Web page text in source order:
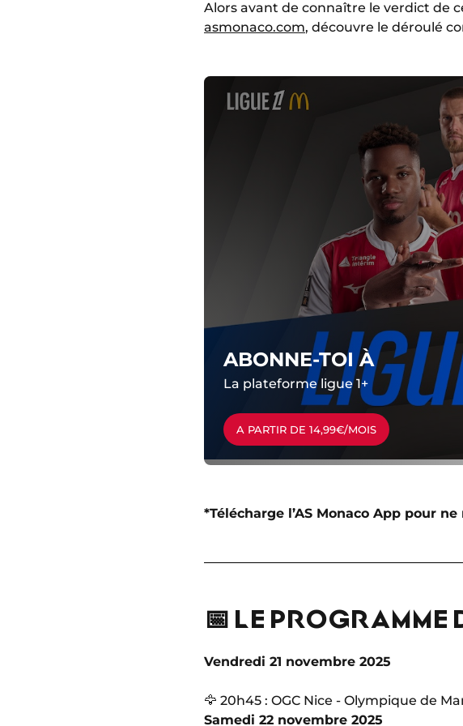
Alors avant de connaître le verdict de
asmonaco.com, découvre le déroulé
ABONNE-TOI À
La plateforme ligue 1+
A PARTIR DE 14,99€/MOIS
*Télécharge l’AS Monaco App pour
📅 LE PROGRAMME
Vendredi 21 novembre 2025
🦅 20h45 : OGC Nice - Olympique de
Samedi 22 novembre 2025